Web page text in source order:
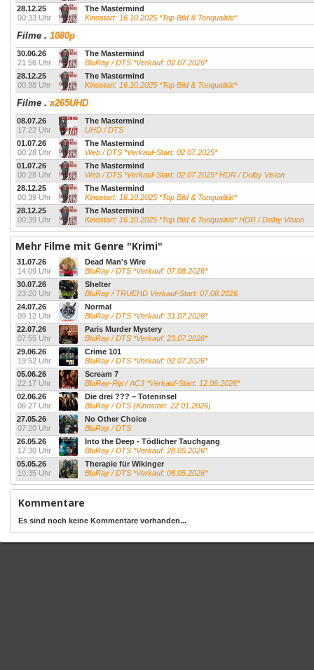
28.12.25
00:33 Uhr
The Mastermind
Kinostart: 16.10.2025 *Top Bild & Tonqualität*
Filme . 1080p
30.06.26
21:56 Uhr
The Mastermind
BluRay / DTS *Verkauf: 02.07.2026*
28.12.25
00:38 Uhr
The Mastermind
Kinostart: 16.10.2025 *Top Bild & Tonqualität*
Filme .x265UHD
08.07.26
17:22 Uhr
The Mastermind
UHD / DTS
01.07.26
00:28 Uhr
The Mastermind
Web / DTS *Verkauf-Start: 02.07.2025*
01.07.26
00:28 Uhr
The Mastermind
Web / DTS *Verkauf-Start: 02.07.2025* HDR / Dolby Vision
28.12.25
00:39 Uhr
The Mastermind
Kinostart: 16.10.2025 *Top Bild & Tonqualität*
28.12.25
00:39 Uhr
The Mastermind
Kinostart: 16.10.2025 *Top Bild & Tonqualität* HDR / Dolby Vision
Mehr Filme mit Genre "Krimi"
31.07.26
14:09 Uhr
Dead Man's Wire
BluRay / DTS *Verkauf: 07.08.2026*
30.07.26
23:20 Uhr
Shelter
BluRay / TRUEHD Verkauf-Start: 07.08.2026
24.07.26
09:12 Uhr
Normal
BluRay / DTS *Verkauf: 31.07.2026*
22.07.26
07:55 Uhr
Paris Murder Mystery
BluRay / DTS *Verkauf: 23.07.2026*
29.06.26
19:52 Uhr
Crime 101
BluRay / DTS *Verkauf: 02.07.2026*
05.06.26
22:17 Uhr
Scream 7
BluRay-Rip / AC3 *Verkauf-Start: 12.06.2026*
02.06.26
06:27 Uhr
Die drei ??? – Toteninsel
BluRay / DTS (Kinostart: 22.01.2026)
27.05.26
07:20 Uhr
No Other Choice
BluRay / DTS
26.05.26
17:30 Uhr
Into the Deep - Tödlicher Tauchgang
BluRay / DTS *Verkauf: 28.05.2026*
05.05.26
10:35 Uhr
Therapie für Wikinger
BluRay / DTS *Verkauf: 08.05.2026*
Kommentare
Es sind noch keine Kommentare vorhanden...